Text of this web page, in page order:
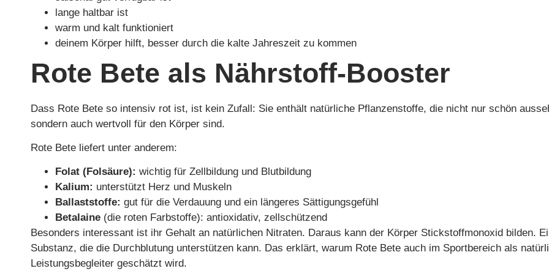
lange haltbar ist
warm und kalt funktioniert
deinem Körper hilft, besser durch die kalte Jahreszeit zu kommen
Rote Bete als Nährstoff-Booster
Dass Rote Bete so intensiv rot ist, ist kein Zufall: Sie enthält natürliche Pflanzenstoffe, die nicht nur schön
sondern auch wertvoll für den Körper sind.
Rote Bete liefert unter anderem:
Folat (Folsäure): wichtig für Zellbildung und Blutbildung
Kalium: unterstützt Herz und Muskeln
Ballaststoffe: gut für die Verdauung und ein längeres Sättigungsgefühl
Betalaine (die roten Farbstoffe): antioxidativ, zellschützend
Besonders interessant ist ihr Gehalt an natürlichen Nitraten. Daraus kann der Körper Stickstoffmonoxid bilden.
Substanz, die die Durchblutung unterstützen kann. Das erklärt, warum Rote Bete auch im Sportbereich als
Leistungsbegleiter geschätzt wird.